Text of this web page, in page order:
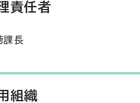
責任者
課長
組織